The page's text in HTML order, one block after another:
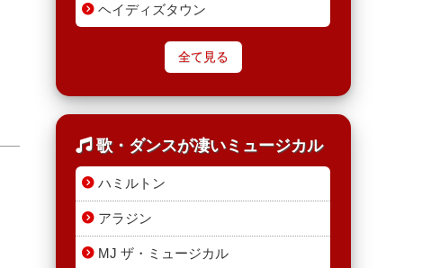
ヘイディズタウン
全て見る
歌・ダンスが凄いミュージカル
ハミルトン
アラジン
MJ ザ・ミュージカル